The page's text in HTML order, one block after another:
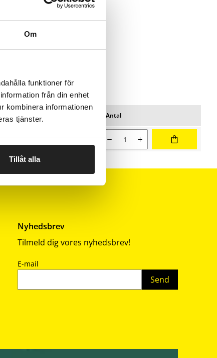
Om
funktioner för
från din enhet
kombinera informationen
tjänster.
Tillåt alla
Pris/pk
FavoritterAntal
Nuværende salgspris 40,90 kr
40,90 Antal
Nyhedsbrev
Tilmeld dig vores nyhedsbrev!
E-mail
Send